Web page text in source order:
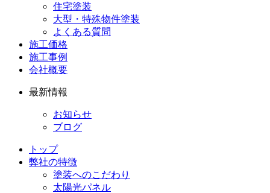
住宅塗装
大型・特殊物件塗装
よくある質問
施工価格
施工事例
会社概要
最新情報
お知らせ
ブログ
トップ
弊社の特徴
塗装へのこだわり
太陽光パネル